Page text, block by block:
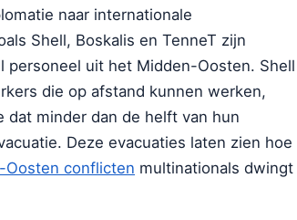
naar internationale
Shell, Boskalis en TenneT zijn
uit het Midden-Oosten. Shell
die op afstand kunnen werken,
minder dan de helft van hun
Deze evacuaties laten zien hoe
Oosten conflicten multinationals dwingt